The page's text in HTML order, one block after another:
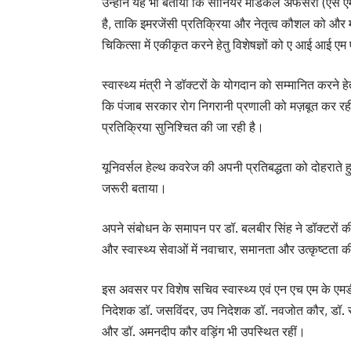
है, ताकि इमरजेंसी प्रतिक्रिया और नेतृत्व कौशल को
चिकित्सा में एकीकृत करने हेतु विशेषज्ञों को ए आई आई एम
स्वास्थ्य मंत्री ने डॉक्टरों के योगदान को सम्मानित करने
कि पंजाब सरकार रोग निगरानी प्रणाली को मज़बूत कर
प्रतिक्रिया सुनिश्चित की जा रही है।
यूनिवर्सल हेल्थ कवरेज की अपनी प्रतिबद्धता को
जरूरी बताया।
अपने संबोधन के समापन पर डॉ. बलबीर सिंह ने डॉक्टरों
और स्वास्थ्य सेवाओं में नवाचार, समानता और उत्कृष्टता
इस अवसर पर विशेष सचिव स्वास्थ्य एवं एन एच एम के
निदेशक डॉ. जसविंदर, उप निदेशक डॉ. नवजोत कौर,
और डॉ. अमनदीप कौर वड़िंग भी उपस्थित रहीं।